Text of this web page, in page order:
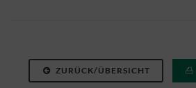
ZURÜCK/ÜBERSICHT